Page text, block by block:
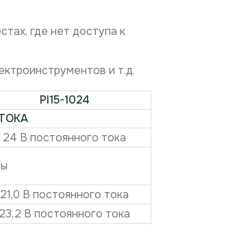
где нет доступа к
и т.д.
PI15-1024
24 В постоянного тока
21,0 В постоянного тока
23,2 В постоянного тока